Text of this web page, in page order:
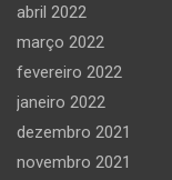
abril 2022
março 2022
fevereiro 2022
janeiro 2022
dezembro 2021
novembro 2021